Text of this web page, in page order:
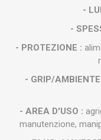
-
-
- PROTEZIONE :
- GRIP/
- AREA D'USO :
manutenzione,